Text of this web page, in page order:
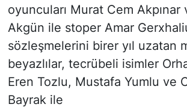
oyuncuları Murat Cem Akpınar
Akgün ile stoper Amar
sözleşmelerini birer yıl uzatan
beyazlılar, tecrübeli isimler
Eren Tozlu, Mustafa Yumlu ve
Bayrak ile